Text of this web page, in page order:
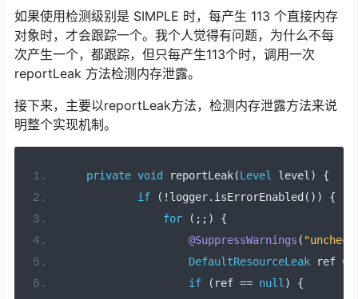
如果使用检测级别是 SIMPLE 时，每产生 113 个直接内存
对象时，才会跟踪一个。我个人觉得有问题，为什么不每
次产生一个，都跟踪，但只每产生113个时，调用一次
reportLeak 方法检测内存泄露。
接下来，主要以reportLeak方法，检测内存泄露方法来说
明整个实现机制。
private void reportLeak(Level level )
{
if
(! logger. isErrorEnabled ())
{
for
(;;)
{
@SuppressWarnings (
DefaultResourceLeak ref =
if
( ref == null )
{